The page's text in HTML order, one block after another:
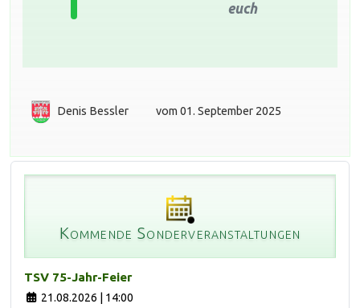
euch
Denis Bessler vom 01. September 2025
Kommende Sonderveranstaltungen
TSV 75-Jahr-Feier
21.08.2026 | 14:00